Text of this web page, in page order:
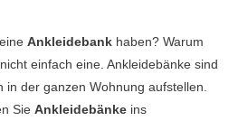
Ankleidebank haben? Warum
einfach eine. Ankleidebänke sind
in der ganzen Wohnung aufstellen.
Sie Ankleidebänke ins